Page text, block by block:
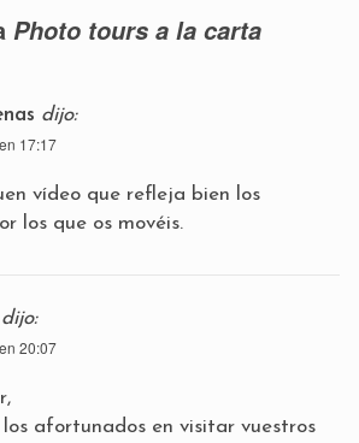
Photo tours a la carta
dijo:
17:17
vídeo que refleja bien los
los que os movéis.
dijo:
20:07
afortunados en visitar vuestros